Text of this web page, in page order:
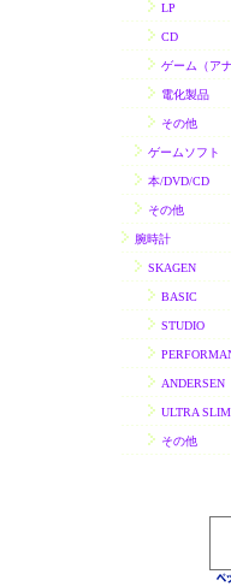
LP
CD
ゲーム（ア
電化製品
その他
ゲームソフト
本/DVD/CD
その他
腕時計
SKAGEN
BASIC
STUDIO
ANDERSEN
ULTRA SLIM
その他